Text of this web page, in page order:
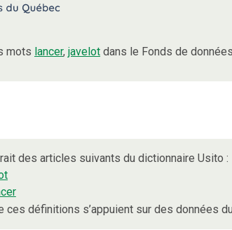
mots lancer, javelot dans le Fonds de
des articles suivants du dictionnaire Usito :
ces définitions s’appuient sur des données